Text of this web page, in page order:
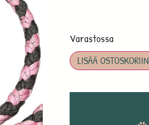
Varastossa
LISÄÄ OSTOSKORIIN